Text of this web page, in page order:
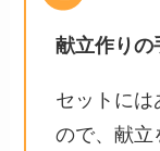
献立作りの
セットには
ので、献立